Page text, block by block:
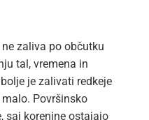
zaliva po občutku
tal, vremena in
je zalivati redkeje
Površinsko
saj korenine ostajajo